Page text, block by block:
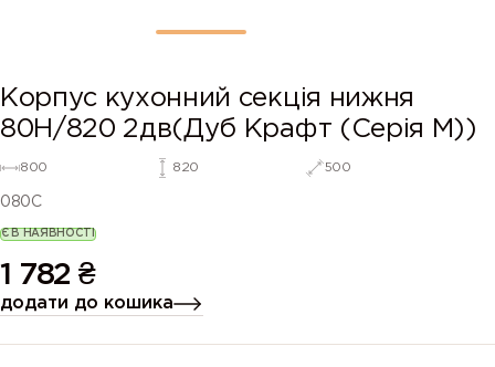
Корпус кухонний секція нижня
80Н/820 2дв(Дуб Крафт (Серія М))
800 820 500
080C
Є В НАЯВНОСТІ
1 782 ₴
додати до кошика